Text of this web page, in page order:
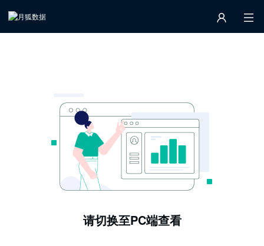
请切换至PC端查看